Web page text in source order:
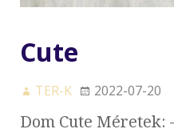
Cute
TER-K 2022-07-20
Dom Cute Méretek: